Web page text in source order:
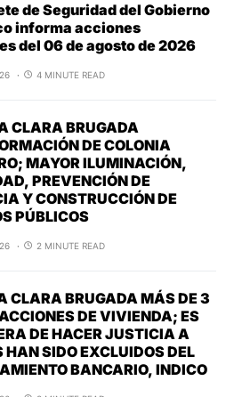
de Seguridad del Gobierno
informa acciones
del 06 de agosto de 2026
4 MINUTE READ
CLARA BRUGADA
DE COLONIA
MAYOR ILUMINACIÓN,
PREVENCIÓN DE
Y CONSTRUCCIÓN DE
PÚBLICOS
2 MINUTE READ
CLARA BRUGADA MÁS DE 3
DE VIVIENDA; ES
DE HACER JUSTICIA A
HAN SIDO EXCLUIDOS DEL
BANCARIO, INDICO